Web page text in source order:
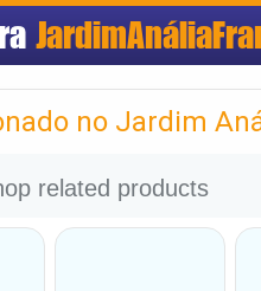
no Jardim